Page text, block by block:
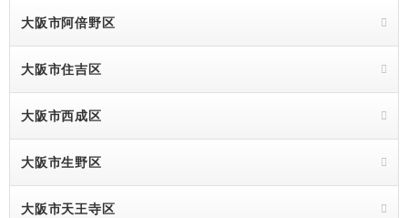
大阪市阿倍野区
大阪市住吉区
大阪市西成区
大阪市生野区
大阪市天王寺区